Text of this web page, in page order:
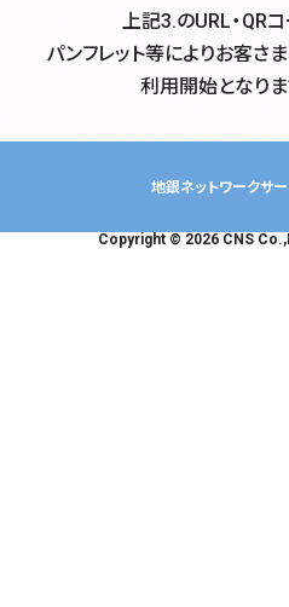
上記3.のURL・QR
パンフレット等によりお客さ
利用開始となりま
地銀ネットワークサ
Copyright © 2026 CNS